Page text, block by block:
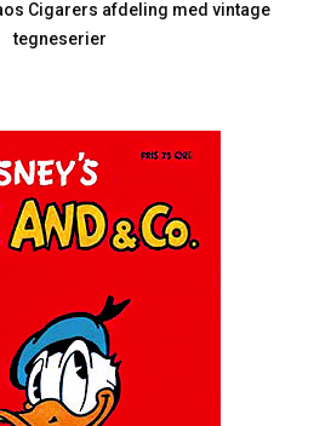
Cigarers afdeling med vintage
tegneserier